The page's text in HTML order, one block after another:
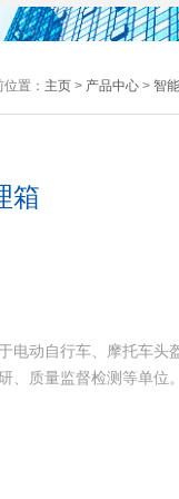
位置： 主页> 产品中心> 智
箱
电动自行车、摩托车
、质量监督检测等单位。